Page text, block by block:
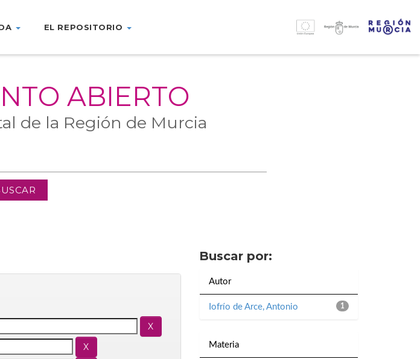
EL REPOSITORIO
ABIERTO
de la Región de Murcia
Buscar por:
Autor
1
Iofrío de Arce, Antonio
Materia